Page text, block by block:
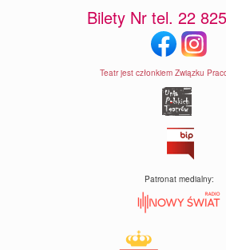
Bilety Nr tel. 22
Teatr jest członkiem Związku
Patronat medialny: